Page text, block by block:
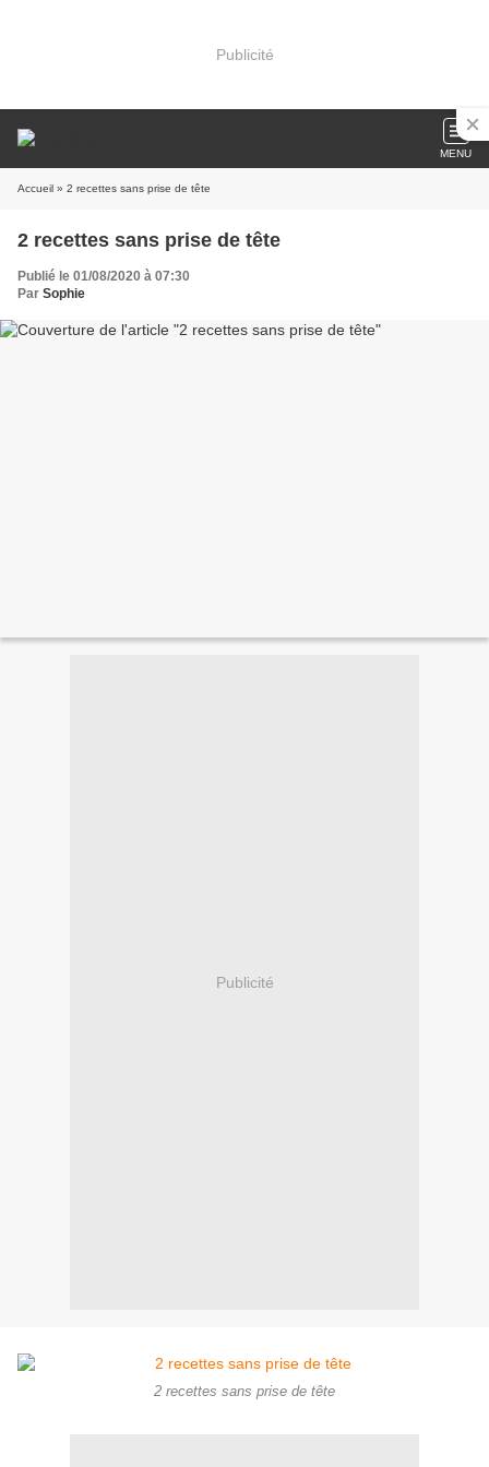
Publicité
MENU
Accueil » 2 recettes sans prise de tête
2 recettes sans prise de tête
Publié le 01/08/2020 à 07:30
Par Sophie
Publicité
2 recettes sans prise de tête